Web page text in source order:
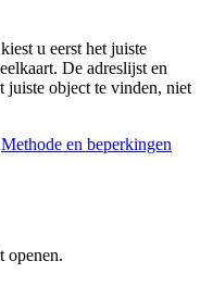
u eerst het juiste
De adreslijst en
juiste object te vinden, niet
Methode en beperkingen
openen.